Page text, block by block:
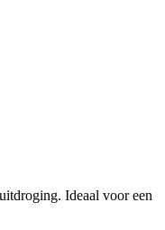
Ideaal voor een